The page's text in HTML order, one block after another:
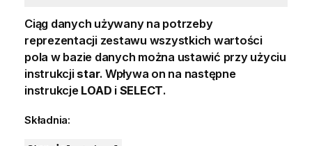
Ciąg danych używany na potrzeby
reprezentacji zestawu wszystkich wartości
pola w bazie danych można ustawić przy użyciu
instrukcji star. Wpływa on na następne
instrukcje LOAD i SELECT.
Składnia: